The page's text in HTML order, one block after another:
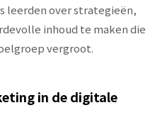
leerden over strategieën,
inhoud te maken die
vergroot.
in de digitale